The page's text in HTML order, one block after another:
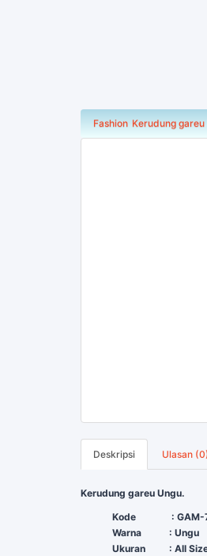
Fashion Kerudung
Deskripsi Ulasan
Kerudung gareu Ungu.
Kode
:
Warna
: Ungu
Ukuran
: All